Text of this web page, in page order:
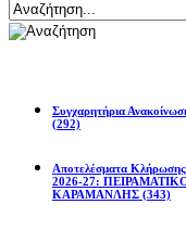
Συγχαρητήρια
(292)
Αποτελέσματα Κλήρωσης
2026-27:
ΚΑΡΑΜΑΝΛΗΣ (343)